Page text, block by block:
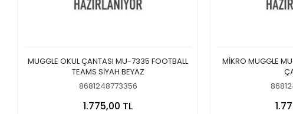
MUGGLE OKUL ÇANTASI MU-7335 FOOTBALL
TEAMS SİYAH BEYAZ
8681248773356
1.775,00 TL
MİKRO MUGGLE